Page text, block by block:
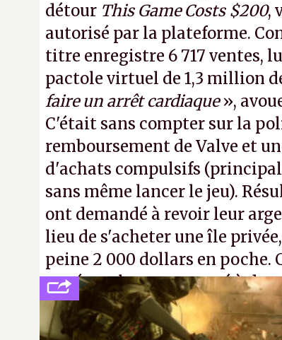
détour This Game Costs $200,
autorisé par la plateforme.
titre enregistre 6 717 ventes,
pactole virtuel de 1,3 million
faire un arrêt cardiaque»,
C'était sans compter sur la
remboursement de Valve et
d'achats compulsifs
sans même lancer le jeu).
ont demandé à revoir leur
lieu de s'acheter une île
peine 2 000 dollars en poche.
payé que le temps passé à
petits malins qu'on ne braque
facilement.P.